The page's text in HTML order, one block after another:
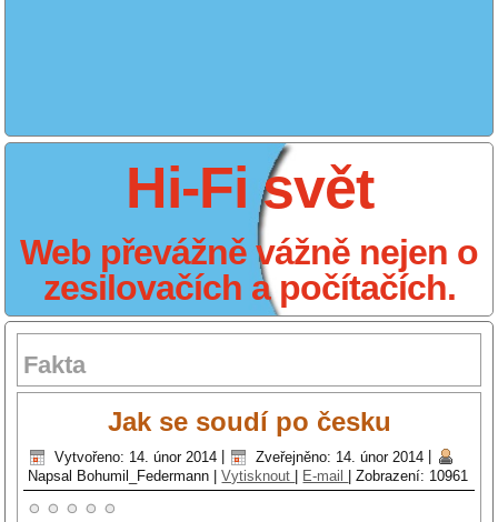
Hi-Fi svět
Web převážně vážně nejen o
zesilovačích a počítačích.
Fakta
Jak se soudí po česku
Vytvořeno: 14. únor 2014 Zveřejněno: 14. únor 2014
Napsal Bohumil_Federmann |Vytisknout E-mail |Zobrazení: 10961